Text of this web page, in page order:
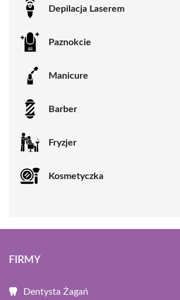
Depilacja Laserem
Paznokcie
Manicure
Barber
Fryzjer
Kosmetyczka
FIRMY
Dentysta Żagań